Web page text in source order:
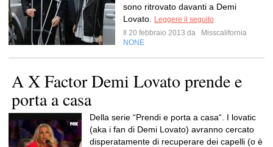
sono ritrovato davanti a Demi
Lovato.
Leggere il seguito
Il 20 febbraio 2013 da
Misscalifornia
NONE
A X Factor Demi Lovato prende e
porta a casa
Della serie “Prendi e porta a casa“. I lovatic
(aka i fan di Demi Lovato) avranno cercato
disperatamente di recuperare dei capelli (o è